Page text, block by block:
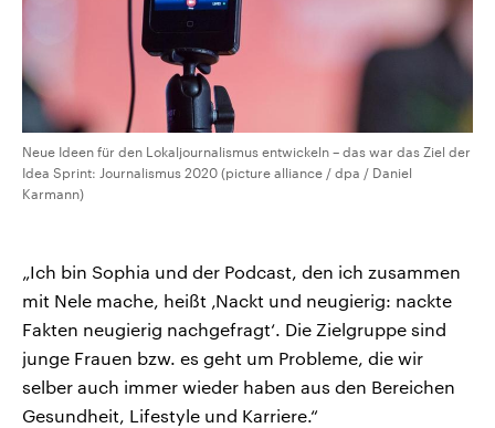
Neue Ideen für den Lokaljournalismus entwickeln – das war das Ziel der
Idea Sprint: Journalismus 2020 (picture alliance / dpa / Daniel
Karmann)
„Ich bin Sophia und der Podcast, den ich zusammen
mit Nele mache, heißt ‚Nackt und neugierig: nackte
Fakten neugierig nachgefragt‘. Die Zielgruppe sind
junge Frauen bzw. es geht um Probleme, die wir
selber auch immer wieder haben aus den Bereichen
Gesundheit, Lifestyle und Karriere.“